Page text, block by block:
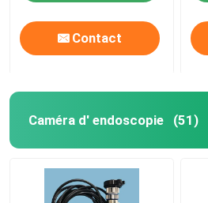
Contact
Caméra d' endoscopie (51)